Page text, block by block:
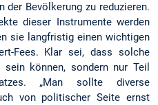
der Bevölkerung zu reduzieren.
dieser Instrumente werden
sie langfristig einen wichtigen
Fees. Klar sei, dass solche
können, sondern nur Teil
„Man sollte diverse
von politischer Seite ernst